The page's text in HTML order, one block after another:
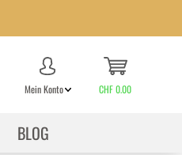
Mein Konto CHF 0.00
BLOG